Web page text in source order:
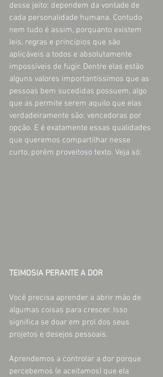
desse jeito: dependem da vontade de
cada personalidade humana. Contudo
nem tudo é assim, porquanto existem
leis, regras e princípios que são
aplicáveis a todos e absolutamente
impossíveis de fugir. Dentre elas estão
alguns valores importantíssimos que as
pessoas bem sucedidas possuem, algo
que as permite serem aquilo que elas
verdadeiramente são: vencedoras por
opção. E é exatamente essas qualidades
que queremos compartilhar nesse
curto, porém proveitoso texto. Veja só:
TEIMOSIA PERANTE A DOR
Você precisa aprender a abrir mão de
algumas coisas para crescer. Isso
significa se doar em prol dos seus
projetos e desejos pessoais.
Aprendemos a controlar a dor porque
percebemos (e aceitamos) que ela